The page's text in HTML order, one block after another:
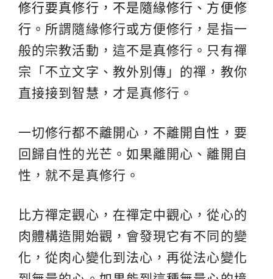
修行要真修行，不是隨緣修行、方便修
行 。所謂隨緣修行或方便修行，是指一
般的宗教活動，這不是真修行。只有禪
宗「不立文字、教外別傳」的禪，教你
直接接到智慧，才是真修行。
一切修行都不離開心，不離開 自性 ，要
回歸自性的光芒。如果離開心、離開自
性，就不是真修行。
比方禪定觀心，在禪定中觀心，從心的
肉體構造開始觀，會發現它有不同的變
化，從肉心變化到法心，再從法心變化